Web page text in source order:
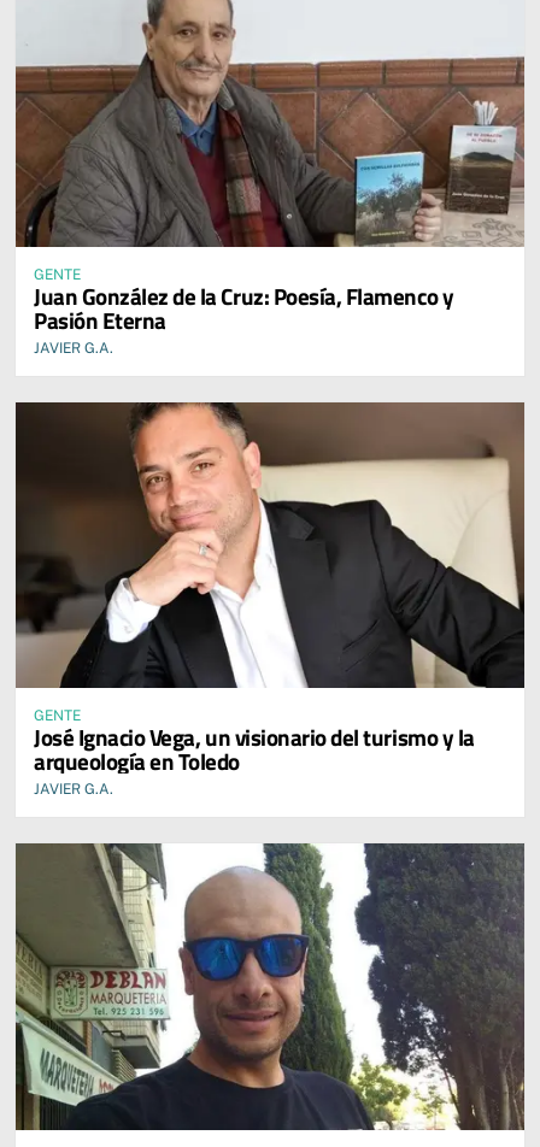
GENTE
Juan González de la Cruz: Poesía, Flamenco y
Pasión Eterna
JAVIER G.A.
GENTE
José Ignacio Vega, un visionario del turismo y la
arqueología en Toledo
JAVIER G.A.